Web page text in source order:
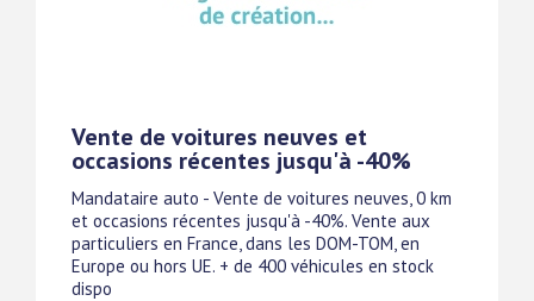
Vente de voitures neuves et
occasions récentes jusqu'à -40%
Mandataire auto - Vente de voitures neuves, 0 km
et occasions récentes jusqu'à -40%. Vente aux
particuliers en France, dans les DOM-TOM, en
Europe ou hors UE. + de 400 véhicules en stock
dispo